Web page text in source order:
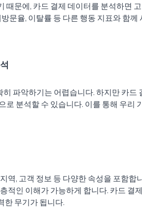
때문에, 카드 결제 데이터를 분석하면
문율, 이탈률 등 다른 행동 지표와 함
파악하기는 어렵습니다. 하지만 카드
로 분석할 수 있습니다. 이를 통해 우리
역, 고객 정보 등 다양한 속성을 포함합
적인 이해가 가능하게 합니다. 카드 결
한 무기가 됩니다.